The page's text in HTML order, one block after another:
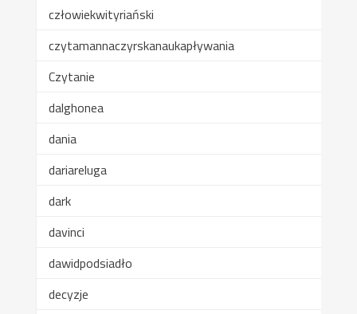
człowiekwityriański
czytamannaczyrskanaukapływania
Czytanie
dalghonea
dania
dariareluga
dark
davinci
dawidpodsiadło
decyzje